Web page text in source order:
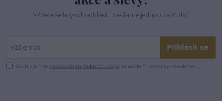
Můžete se kdykoli odhlásit. Zasíláme jednou za 14 dní.
Přihlásit se
Souhlasím se zpracováním osobních údajů za účelem rozesílky newsletteru.